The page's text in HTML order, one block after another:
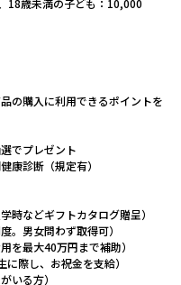
の購入に利用できるポイントを
でプレゼント
康診断（規定有）
時などギフトカタログ贈呈）
。男女問わず取得可）
を最大40万円まで補助）
際し、お祝金を支給）
いる方）